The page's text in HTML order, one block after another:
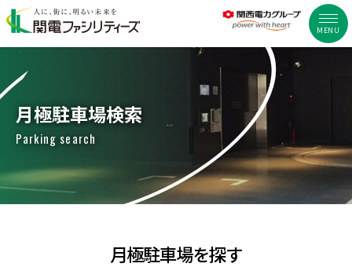
MENU
月極駐車場検索
Parking search
月極駐車場を探す